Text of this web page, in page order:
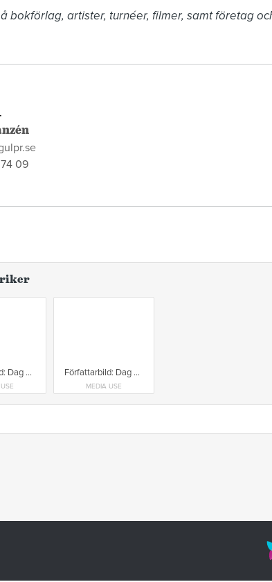
bokförlag, artister, turnéer, filmer, samt företag
09
Författarbild: Dag Öhrlund Foto: Knut Koivisto Författarbild: Dag Öhrlund Foto: Jan Dahlqvist/jd_portraitphotos
MEDIA USE